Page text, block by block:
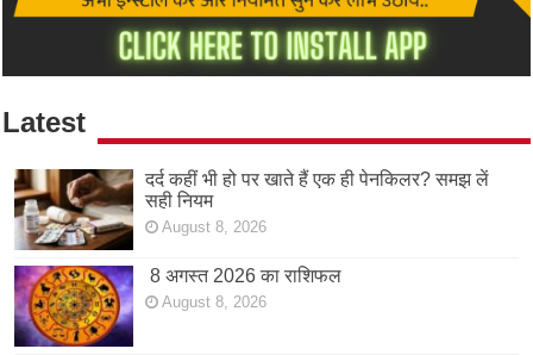
Latest
दर्द कहीं भी हो पर खाते हैं एक ही पेनकिलर? समझ लें
सही नियम
August 8, 2026
8 अगस्त 2026 का राशिफल
August 8, 2026